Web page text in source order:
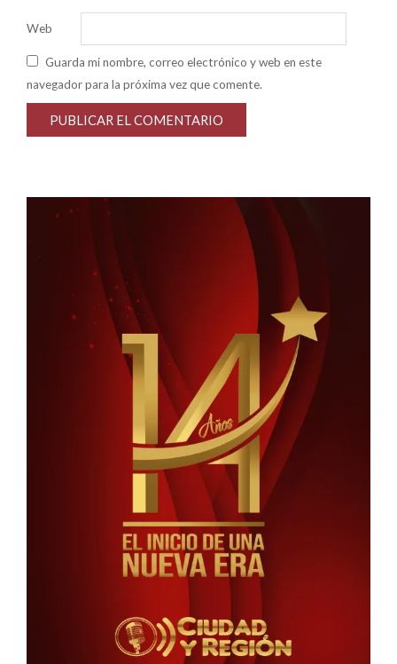
Web
Guarda mi nombre, correo electrónico y web en este
navegador para la próxima vez que comente.